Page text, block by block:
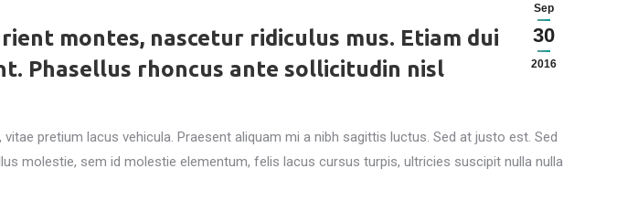
Sep
30
2016
montes, nascetur ridiculus mus. Etiam dui
Phasellus rhoncus ante sollicitudin nisl
pretium lacus vehicula. Praesent aliquam mi a nibh sagittis luctus. Sed at justo est. Sed
molestie, sem id molestie elementum, felis lacus cursus turpis, ultricies suscipit nulla nulla